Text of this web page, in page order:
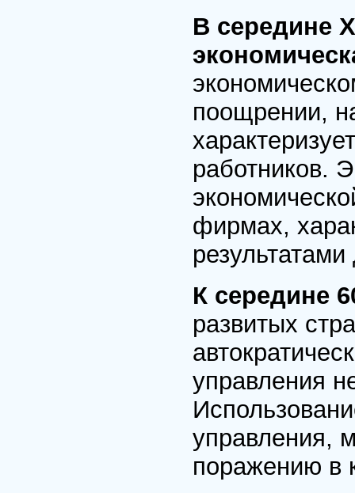
В середине
поощрении,
работников.
фирмах,
К середине
развитых
управления
управления,
поражению в